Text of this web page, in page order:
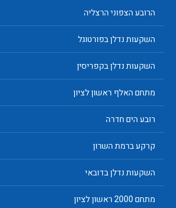
הרובע הצפוני הרצליה
השקעות נדלן בפורטוגל
השקעות נדלן בקפריסין
מתחם האלף ראשון לציון
רובע הים חדרה
קרקע ברמת השרון
השקעות נדלן בדובאי
מתחם 2000 ראשון לציון